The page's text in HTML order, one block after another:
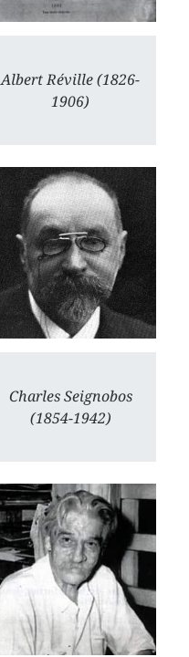
Albert Réville (1826-
1906)
Charles Seignobos
(1854-1942)